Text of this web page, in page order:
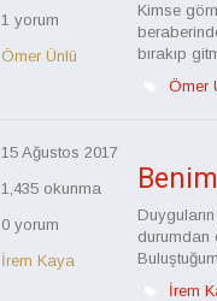
1 yorum
Ömer Ünlü
Kimse
bırakıp
Ömer
15 Ağustos 2017
1,435 okunma
0 yorum
İrem Kaya
durumdan
İrem